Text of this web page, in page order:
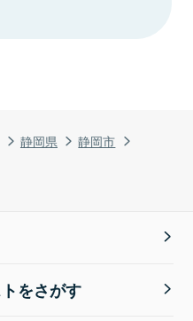
静岡県
静岡市
をさがす